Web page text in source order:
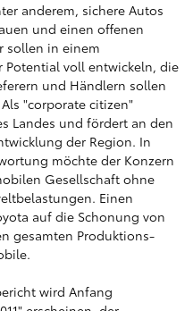
anderem, sichere Autos
und einen offenen
sollen in einem
Potential voll entwickeln, die
und Händlern sollen
"corporate citizen"
Landes und fördert an den
der Region. In
möchte der Konzern
Gesellschaft ohne
Einen
auf die Schonung von
gesamten Produktions-
wird Anfang